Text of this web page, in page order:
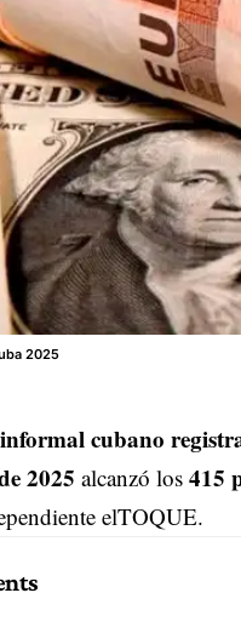
2025
cubano
2025 alcanzó los 415
elTOQUE.